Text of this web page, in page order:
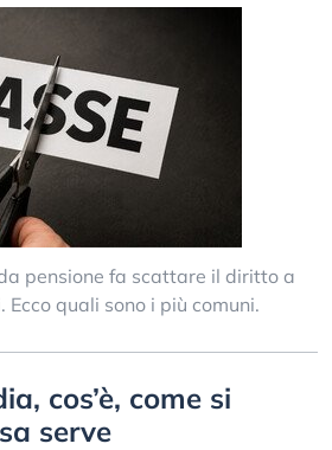
pensione fa scattare il diritto a
Ecco quali sono i più comuni.
cos’è, come si
serve